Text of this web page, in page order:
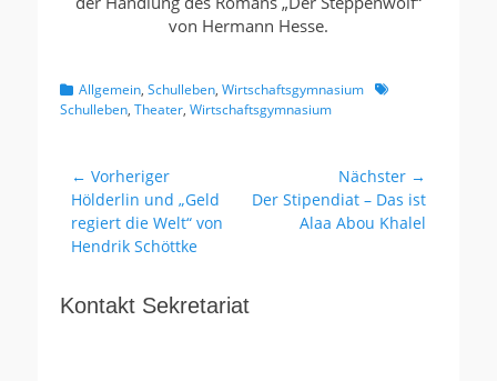
von Hermann Hesse.
Kategorien
Allgemein, Schulleben, Wirtschaftsgymnasium Schlagworte
Schulleben, Theater, Wirtschaftsgymnasium
Beitragsnavigation
← Vorheriger
Vorheriger
Beitrag:
Hölderlin und „Geld
regiert die Welt“ von
Hendrik Schöttke
Nächster →
Nächster
Beitrag:
Der Stipendiat – Das ist
Alaa Abou Khalel
Kontakt Sekretariat